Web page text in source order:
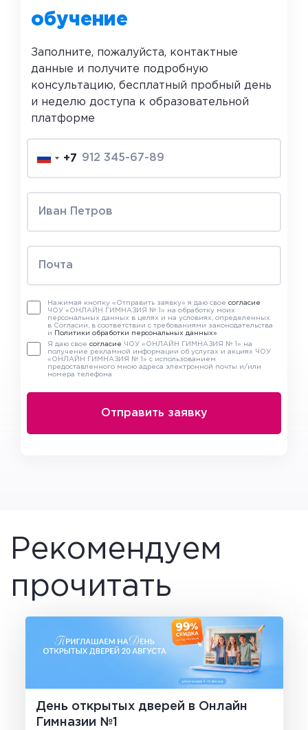
обучение
Заполните, пожалуйста, контактные
данные и получите подробную
консультацию, бесплатный пробный день
и неделю доступа к образовательной
платформе
+7
Нажимая кнопку «Отправить заявку» я даю свое согласие
ЧОУ «ОНЛАЙН ГИМНАЗИЯ № 1» на обработку моих
персональных данных в целях и на условиях, определенных
в Согласии, в соответствии с требованиями законодательства
и
Политики обработки персональных данных»
Я даю свое согласие ЧОУ «ОНЛАЙН ГИМНАЗИЯ № 1» на
получение рекламной информации об услугах и акциях ЧОУ
«ОНЛАЙН ГИМНАЗИЯ № 1» с использованием
предоставленного мною адреса электронной почты и/или
номера телефона
Рекомендуем
прочитать
День открытых дверей в Онлайн
Гимназии №1